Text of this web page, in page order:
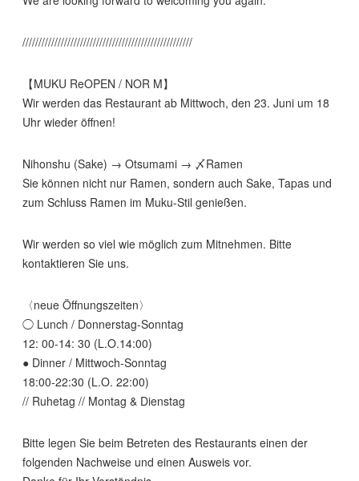
⁡/////////////////////////////////////////////////////
【MUKU ReOPEN / NOR M】
Wir werden das Restaurant ab Mittwoch, den 23. Juni um 18
Uhr wieder öffnen!
Nihonshu (Sake) → Otsumami → 〆Ramen
Sie können nicht nur Ramen, sondern auch Sake, Tapas und
zum Schluss Ramen im Muku-Stil genießen.
Wir werden so viel wie möglich zum Mitnehmen. Bitte
kontaktieren Sie uns.
〈neue Öffnungszeiten〉
◯ Lunch / Donnerstag-Sonntag
12: 00-14: 30 (L.O.14:00)
● Dinner / Mittwoch-Sonntag
18:00-22:30 (L.O. 22:00)
// Ruhetag // Montag & Dienstag
Bitte legen Sie beim Betreten des Restaurants einen der
folgenden Nachweise und einen Ausweis vor.